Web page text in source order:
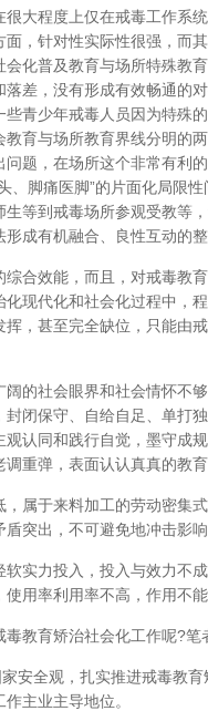
大程度上仅在戒毒工作系
，针对性实际性很强，而
化普及教育与场所特殊教
差，没有形成有效畅通的
青少年戒毒人员因为特殊
育与场所教育界线分明的
题，在场所这个非常有利
、脚痛医脚”的片面化局限
等到戒毒场所参观受教等
成有机融合、良性互动的整
合效能，而且，对戒毒教
现代化和社会化过程中，
，甚至完全缺位，只能由
的社会眼界和社会情怀不
闭保守、自给自足、单打
认同和践行自觉，墨守成
重弹，表面认认真真的教
属于来料加工的劳动密集
突出，不可避免地冲击影
实力投入，投入与效力不
用率利用率不高，作用不能
教育矫治社会化工作呢?
安全观，扎实推进戒毒教
主业主导地位。